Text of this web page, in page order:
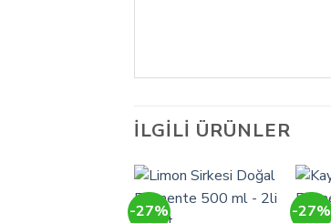
İLGILI ÜRÜNLER
-27% -27%